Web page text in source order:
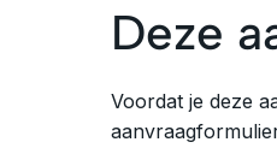
Deze
Voordat je deze